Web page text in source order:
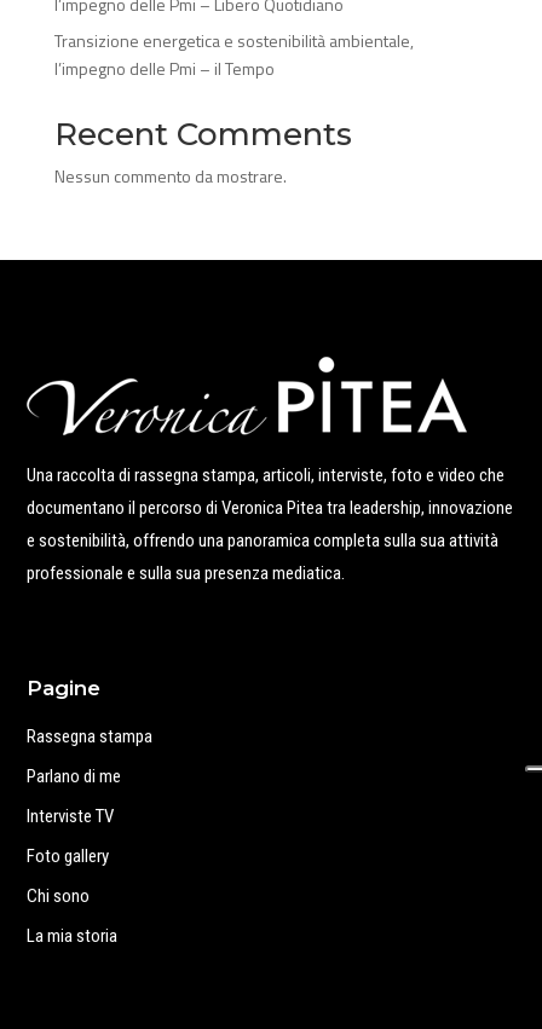
Transizione energetica e sostenibilità ambientale,
l’impegno delle Pmi – il Tempo
Recent Comments
Nessun commento da mostrare.
Una raccolta di rassegna stampa, articoli, interviste, foto e video che
documentano il percorso di Veronica Pitea tra leadership, innovazione
e sostenibilità, offrendo una panoramica completa sulla sua attività
professionale e sulla sua presenza mediatica.
Pagine
Rassegna stampa
Parlano di me
Interviste TV
Foto gallery
Chi sono
La mia storia